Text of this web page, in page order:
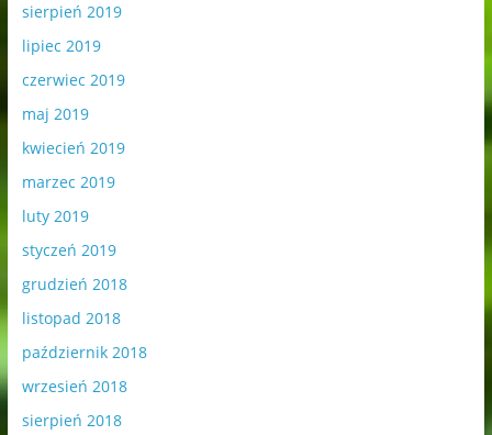
sierpień 2019
lipiec 2019
czerwiec 2019
maj 2019
kwiecień 2019
marzec 2019
luty 2019
styczeń 2019
grudzień 2018
listopad 2018
październik 2018
wrzesień 2018
sierpień 2018